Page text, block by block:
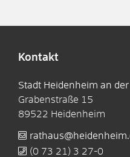
Kontakt
Stadt Heidenheim an der
Grabenstraße 15
89522 Heidenheim
(0 73 21) 3 27-0